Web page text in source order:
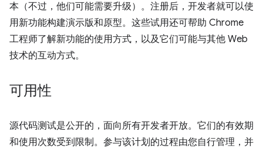
本（不过，他们可能需要升级）。注册后，开发者就可以使
用新功能构建演示版和原型。这些试用还可帮助 Chrome
工程师了解新功能的使用方式，以及它们可能与其他 Web
技术的互动方式。
可用性
源代码测试是公开的，面向所有开发者开放。它们的有效期
和使用次数受到限制。参与该计划的过程由您自行管理，并